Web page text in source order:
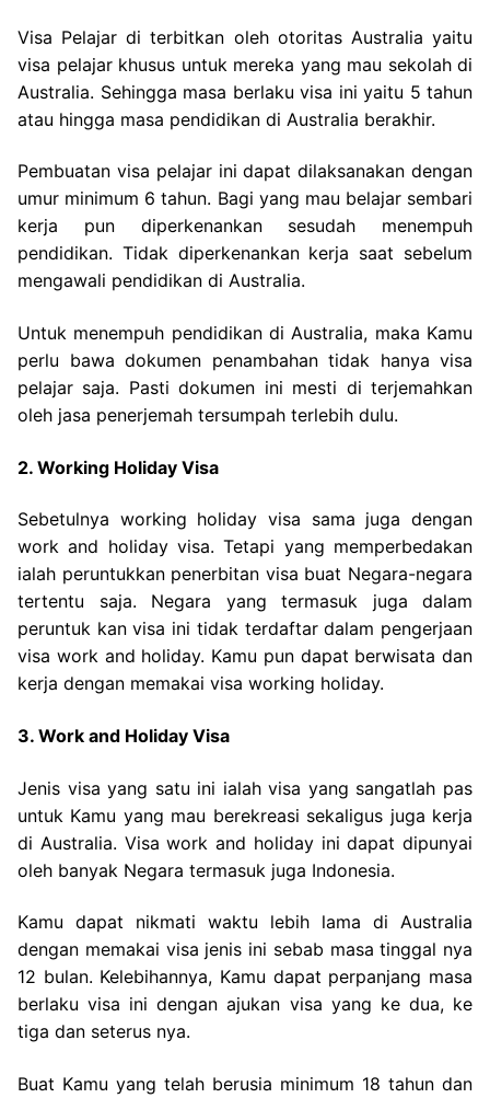
Visa Pelajar di terbitkan oleh otoritas Australia yaitu
visa pelajar khusus untuk mereka yang mau sekolah di
Australia. Sehingga masa berlaku visa ini yaitu 5 tahun
atau hingga masa pendidikan di Australia berakhir.
Pembuatan visa pelajar ini dapat dilaksanakan dengan
umur minimum 6 tahun. Bagi yang mau belajar sembari
kerja pun diperkenankan sesudah menempuh
pendidikan. Tidak diperkenankan kerja saat sebelum
mengawali pendidikan di Australia.
Untuk menempuh pendidikan di Australia, maka Kamu
perlu bawa dokumen penambahan tidak hanya visa
pelajar saja. Pasti dokumen ini mesti di terjemahkan
oleh jasa penerjemah tersumpah terlebih dulu.
2. Working Holiday Visa
Sebetulnya working holiday visa sama juga dengan
work and holiday visa. Tetapi yang memperbedakan
ialah peruntukkan penerbitan visa buat Negara-negara
tertentu saja. Negara yang termasuk juga dalam
peruntuk kan visa ini tidak terdaftar dalam pengerjaan
visa work and holiday. Kamu pun dapat berwisata dan
kerja dengan memakai visa working holiday.
3. Work and Holiday Visa
Jenis visa yang satu ini ialah visa yang sangatlah pas
untuk Kamu yang mau berekreasi sekaligus juga kerja
di Australia. Visa work and holiday ini dapat dipunyai
oleh banyak Negara termasuk juga Indonesia.
Kamu dapat nikmati waktu lebih lama di Australia
dengan memakai visa jenis ini sebab masa tinggal nya
12 bulan. Kelebihannya, Kamu dapat perpanjang masa
berlaku visa ini dengan ajukan visa yang ke dua, ke
tiga dan seterus nya.
Buat Kamu yang telah berusia minimum 18 tahun dan